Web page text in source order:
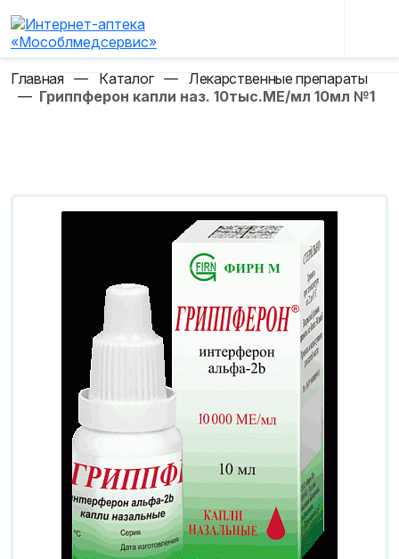
Главная — Каталог — Лекарственные препараты
— Гриппферон капли наз. 10тыс.МЕ/мл 10мл №1